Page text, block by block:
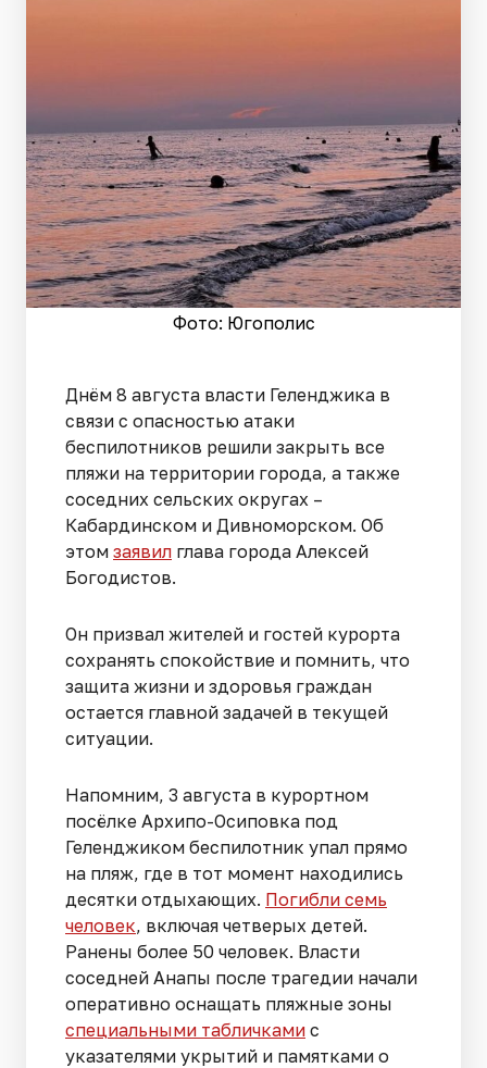
Фото: Югополис
Днём 8 августа власти Геленджика в
связи с опасностью атаки
беспилотников решили закрыть все
пляжи на территории города, а также
соседних сельских округах –
Кабардинском и Дивноморском. Об
этом заявил глава города Алексей
Богодистов.
Он призвал жителей и гостей курорта
сохранять спокойствие и помнить, что
защита жизни и здоровья граждан
остается главной задачей в текущей
ситуации.
Напомним, 3 августа в курортном
посёлке Архипо-Осиповка под
Геленджиком беспилотник упал прямо
на пляж, где в тот момент находились
десятки отдыхающих. Погибли семь
человек, включая четверых детей.
Ранены более 50 человек. Власти
соседней Анапы после трагедии начали
оперативно оснащать пляжные зоны
специальными табличками с
указателями укрытий и памятками о